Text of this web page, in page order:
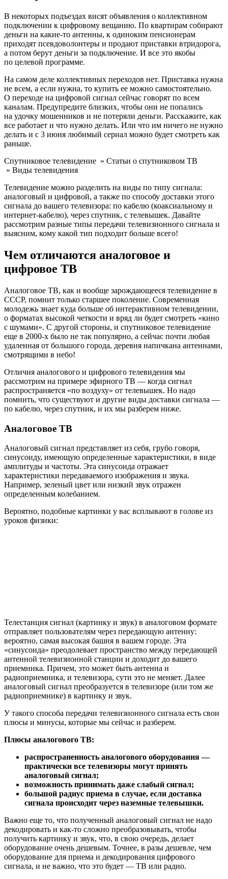
В некоторых подъездах висят объявления о коллективном
подключении к цифровому вещанию. По квартирам собирают
деньги на какие-то антенны, к одиноким пенсионерам
приходят псевдоволонтеры и продают приставки втридорога,
а потом берут деньги за подключение. И все это якобы
по целевой программе.
На самом деле коллективных переходов нет. Приставка нужна
не всем, а если нужна, то купить ее можно самостоятельно.
О переходе на цифровой сигнал сейчас говорят по всем
каналам. Предупредите близких, чтобы они не попались
на удочку мошенников и не потеряли деньги. Расскажите, как
все работает и что нужно делать. Или что им ничего не нужно
делать и с 3 июня любимый сериал можно будет смотреть как
раньше.
Спутниковое телевидение » Статьи о спутниковом ТВ
» Виды телевидения
Телевидение можно разделить на виды по типу сигнала:
аналоговый и цифровой, а также по способу доставки этого
сигнала до вашего телевизора: по кабелю (коаксиальному и
интернет-кабелю), через спутник, с телевышек. Давайте
рассмотрим разные типы передачи телевизионного сигнала и
выясним, кому какой тип подходит больше всего!
Чем отличаются аналоговое и
цифровое ТВ
Аналоговое ТВ, как и вообще зарождающееся телевидение в
СССР, помнит только старшее поколение. Современная
молодежь знает куда больше об интерактивном телевидении,
о форматах высокой четкости и вряд ли будет смотреть «кино
с шумами». С другой стороны, и спутниковое телевидение
еще в 2000-х было не так популярно, а сейчас почти любая
удаленная от большого города, деревня напичкана антеннами,
смотрящими в небо!
Отличия аналогового и цифрового телевидения мы
рассмотрим на примере эфирного ТВ — когда сигнал
распространяется «по воздуху» от телевышек. Но надо
помнить, что существуют и другие виды доставки сигнала —
по кабелю, через спутник, и их мы разберем ниже.
Аналоговое ТВ
Аналоговый сигнал представляет из себя, грубо говоря,
синусоиду, имеющую определенные характеристики, в виде
амплитуды и частоты. Эта синусоида отражает
характеристики передаваемого изображения и звука.
Например, зеленый цвет или низкий звук отражен
определенным колебанием.
Вероятно, подобные картинки у вас всплывают в голове из
уроков физики:
Телестанция сигнал (картинку и звук) в аналоговом формате
отправляет пользователям через передающую антенну:
вероятно, самая высокая башня в вашем городе. Эта
«синусоида» преодолевает пространство между передающей
антенной телевизионной станции и доходит до вашего
приемника. Причем, это может быть антенна и
радиоприемника, и телевизора, сути это не меняет. Далее
аналоговый сигнал преобразуется в телевизоре (или том же
радиоприемнике) в картинку и звук.
У такого способа передачи телевизионного сигнала есть свои
плюсы и минусы, которые мы сейчас и разберем.
Плюсы аналогового ТВ:
распространенность аналогового оборудования —
практически все телевизоры могут принять
аналоговый сигнал;
возможность принимать даже слабый сигнал;
большой радиус приема в случае, если доставка
сигнала происходит через наземные телевышки.
Важно еще то, что полученный аналоговый сигнал не надо
декодировать и как-то сложно преобразовывать, чтобы
получить картинку и звук, что, в свою очередь, делает
оборудование очень дешевым. Точнее, в разы дешевле, чем
оборудование для приема и декодирования цифрового
сигнала, и не важно, что это будет — ТВ или радио.